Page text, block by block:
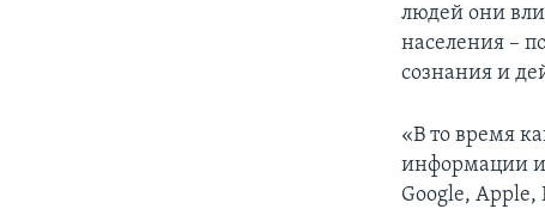
людей они
населения –
сознания и
«В то время
информации и
Google,